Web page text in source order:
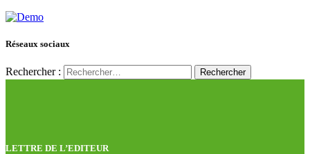
Réseaux sociaux
Rechercher :
LETTRE DE L’EDITEUR